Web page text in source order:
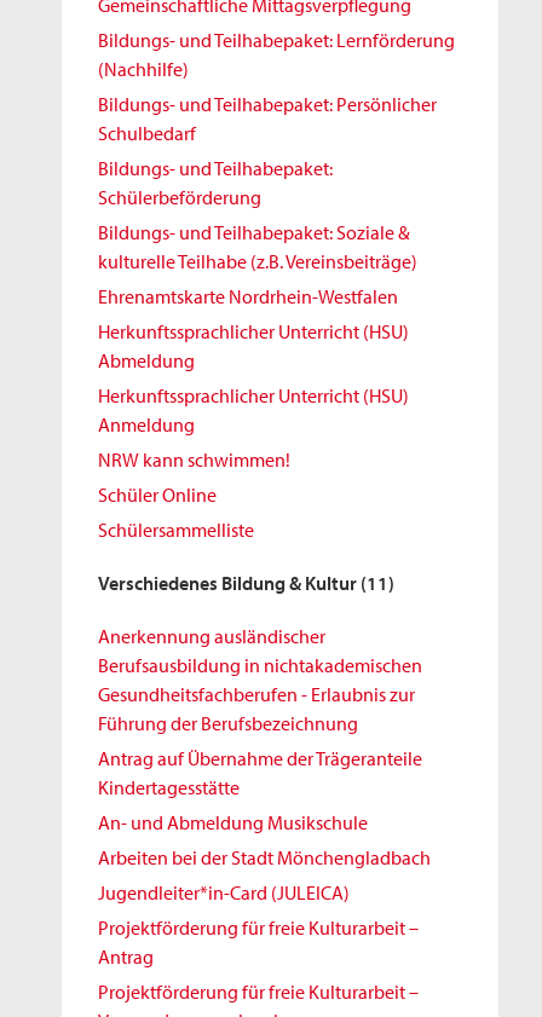
Gemeinschaftliche Mittagsverpflegung
Bildungs- und Teilhabepaket: Lernförderung
(Nachhilfe)
Bildungs- und Teilhabepaket: Persönlicher
Schulbedarf
Bildungs- und Teilhabepaket:
Schülerbeförderung
Bildungs- und Teilhabepaket: Soziale &
kulturelle Teilhabe (z.B. Vereinsbeiträge)
Ehrenamtskarte Nordrhein-Westfalen
Herkunftssprachlicher Unterricht (HSU)
Abmeldung
Herkunftssprachlicher Unterricht (HSU)
Anmeldung
NRW kann schwimmen!
Schüler Online
Schülersammelliste
Verschiedenes Bildung & Kultur (11)
Anerkennung ausländischer
Berufsausbildung in nichtakademischen
Gesundheitsfachberufen - Erlaubnis zur
Führung der Berufsbezeichnung
Antrag auf Übernahme der Trägeranteile
Kindertagesstätte
An- und Abmeldung Musikschule
Arbeiten bei der Stadt Mönchengladbach
Jugendleiter*in-Card (JULEICA)
Projektförderung für freie Kulturarbeit –
Antrag
Projektförderung für freie Kulturarbeit –